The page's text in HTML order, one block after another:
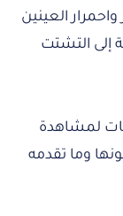
العينين
إلى التشتت
لمشاهدة
وما تقدمه